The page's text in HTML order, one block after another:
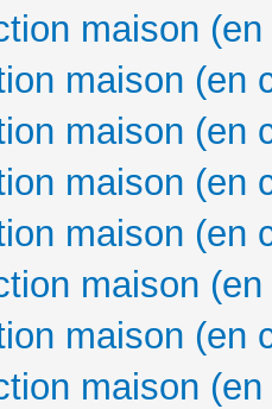
maison
maison (en
maison (en
maison (en
maison (en
maison
maison (en
maison